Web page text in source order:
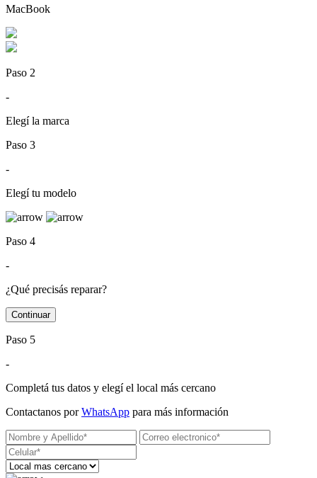
MacBook
Paso 2
-
Elegí la marca
Paso 3
-
Elegí tu modelo
Paso 4
-
¿Qué precisás reparar?
Paso 5
-
Completá tus datos y elegí el local más cercano
Contactanos porWhatsApp para más información